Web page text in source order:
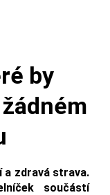
by
a zdravá strava.
součástí